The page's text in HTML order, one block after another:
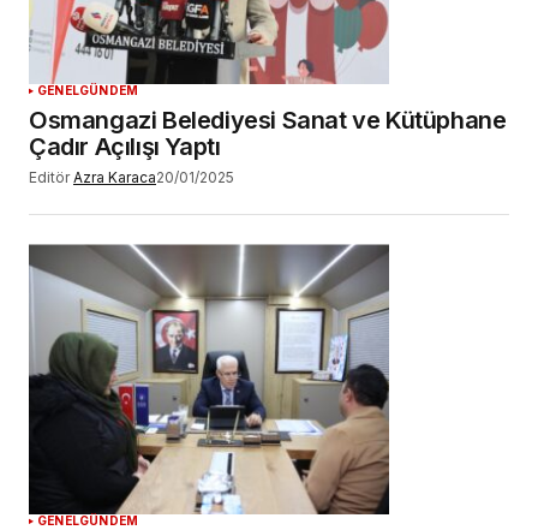
GENELGÜNDEM
Osmangazi Belediyesi Sanat ve Kütüphane
Çadır Açılışı Yaptı
Editör Azra Karaca20/01/2025
GENELGÜNDEM